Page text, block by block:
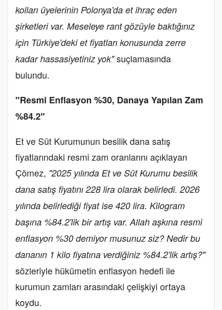
kolları üyelerinin Polonya'da et ihraç eden
şirketleri var. Meseleye rant gözüyle baktığınız
için Türkiye'deki et fiyatları konusunda zerre
kadar hassasiyetiniz yok"suçlamasında
bulundu.
"Resmi Enflasyon %30, Danaya Yapılan Zam
%84.2"
Et ve Süt Kurumunun besilik dana satış
fiyatlarındaki resmi zam oranlarını açıklayan
Çömez, "2025 yılında Et ve Süt Kurumu besilik
dana satış fiyatını 228 lira olarak belirledi. 2026
yılında belirlediği fiyat ise 420 lira. Kilogram
başına %84.2'lik bir artış var. Allah aşkına resmi
enflasyon %30 demiyor musunuz siz? Nedir bu
dananın 1 kilo fiyatına verdiğiniz %84.2'lik artış?"
sözleriyle hükümetin enflasyon hedefi ile
kurumun zamları arasındaki çelişkiyi ortaya
koydu.